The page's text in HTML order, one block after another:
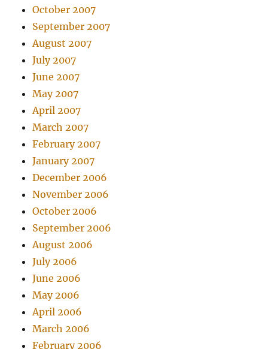
October 2007
September 2007
August 2007
July 2007
June 2007
May 2007
April 2007
March 2007
February 2007
January 2007
December 2006
November 2006
October 2006
September 2006
August 2006
July 2006
June 2006
May 2006
April 2006
March 2006
February 2006